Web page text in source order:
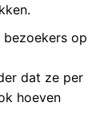
bezoekers op
dat ze per
hoeven